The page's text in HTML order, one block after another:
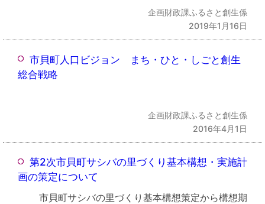
企画財政課ふるさと創生係
2019年1月16日
市貝町人口ビジョン まち・ひと・しごと創生
総合戦略
企画財政課ふるさと創生係
2016年4月1日
第2次市貝町サシバの里づくり基本構想・実施計
画の策定について
市貝町サシバの里づくり基本構想策定から構想期